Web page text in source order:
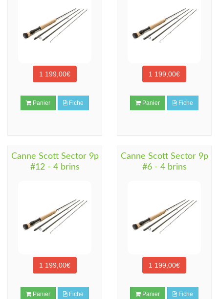
1 199,00€
Panier Fiche
1 199,00€
Panier Fiche
Canne Scott Sector 9p
#12 - 4 brins
1 199,00€
Panier Fiche
Canne Scott Sector 9p
#6 - 4 brins
1 199,00€
Panier Fiche